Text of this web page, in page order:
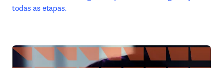
todas as etapas.